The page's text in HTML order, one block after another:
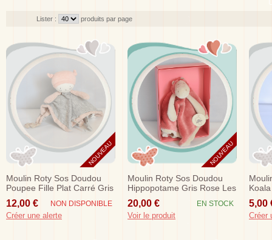
Lister : produits par page
NOUVEAU
Moulin Roty Sos Doudou
Poupee Fille Plat Carré Gris
Rose
12,00 € NON DISPONIBLE
Créer une alerte
NOUVEAU
Moulin Roty Sos Doudou
Hippopotame Gris Rose Les
Zazous 20 Cm
20,00 € EN STOCK
Voir le produit
5,00
Créer